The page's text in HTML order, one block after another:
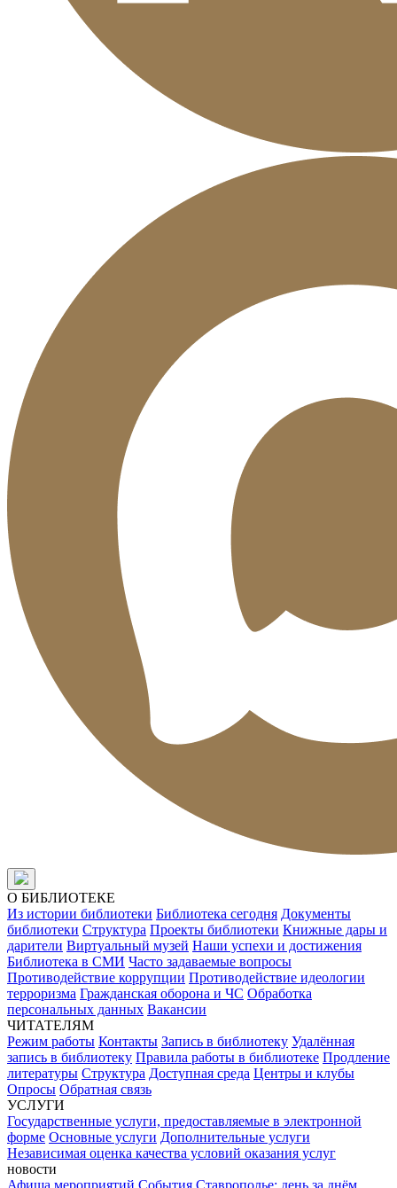
О БИБЛИОТЕКЕ
Из истории библиотеки Библиотека сегодня Документы
библиотеки Структура Проекты библиотеки Книжные дары и
дарители Виртуальный музей Наши успехи и достижения
Библиотека в СМИ Часто задаваемые вопросы
Противодействие коррупции Противодействие идеологии
терроризма Гражданская оборона и ЧС Обработка
персональных данных Вакансии
ЧИТАТЕЛЯМ
Режим работы Контакты Запись в библиотеку Удалённая
запись в библиотеку Правила работы в библиотеке Продление
литературы Структура Доступная среда Центры и клубы
Опросы Обратная связь
УСЛУГИ
Государственные услуги, предоставляемые в электронной
форме Основные услуги Дополнительные услуги
Независимая оценка качества условий оказания услуг
новости
Афиша мероприятий События Ставрополье: день за днём